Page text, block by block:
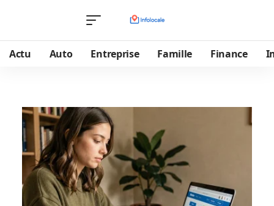
Actu Auto Entreprise Famille Finance